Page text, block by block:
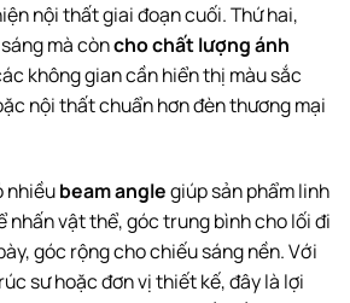
nội thất giai đoạn cuối. Thứ hai,
mà còncho chất lượng ánh
không gian cần hiển thị màu sắc
nội thất chuẩn hơn đèn thương mại
nhiềubeam anglegiúp sản phẩm linh
nhấn vật thể, góc trung bình cho lối đi
góc rộng cho chiếu sáng nền. Với
sư hoặc đơn vị thiết kế, đây là lợi